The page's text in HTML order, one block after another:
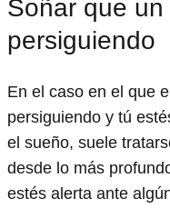
Soñar que
persiguiendo
En el caso en el que
persiguiendo y tú
el sueño, suele
desde lo más
estés alerta ante